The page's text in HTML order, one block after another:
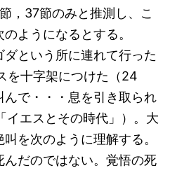
，37節のみと推測し、こ
ようになるとする。
ダという所に連れて行った
を十字架につけた（24
で・・・息を引き取られ
イエスとその時代」）。大
を次のように理解する。
んだのではない。覚悟の死